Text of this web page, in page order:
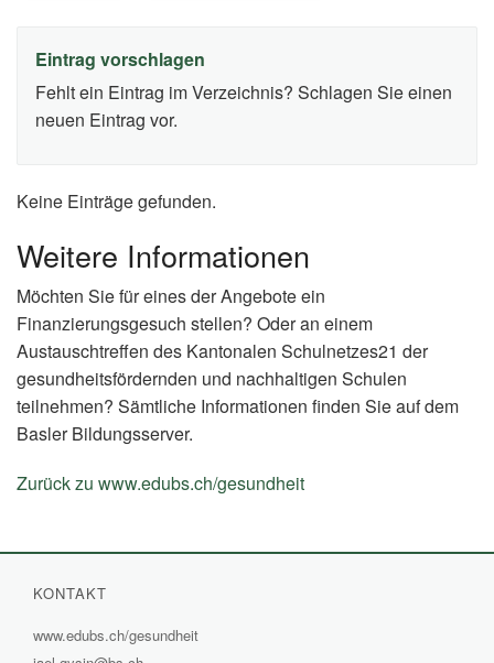
Keine Einträge gefunden.
Weitere Informationen
Möchten Sie für eines der Angebote ein
Finanzierungsgesuch stellen? Oder an einem
Austauschtreffen des Kantonalen Schulnetzes21 der
gesundheitsfördernden und nachhaltigen Schulen
teilnehmen? Sämtliche Informationen finden Sie auf dem
Basler Bildungsserver.
Zurück zu www.edubs.ch/gesundheit
Eintrag vorschlagen
Fehlt ein Eintrag im Verzeichnis? Schlagen Sie einen
neuen Eintrag vor.
KONTAKT
www.edubs.ch/gesundheit